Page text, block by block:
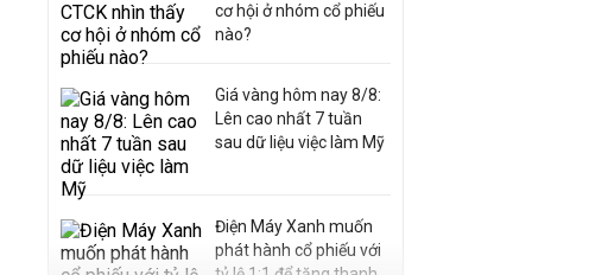
cơ hội ở nhóm cổ phiếu
nào?
Giá vàng hôm nay 8/8:
Lên cao nhất 7 tuần
sau dữ liệu việc làm Mỹ
Điện Máy Xanh muốn
phát hành cổ phiếu với